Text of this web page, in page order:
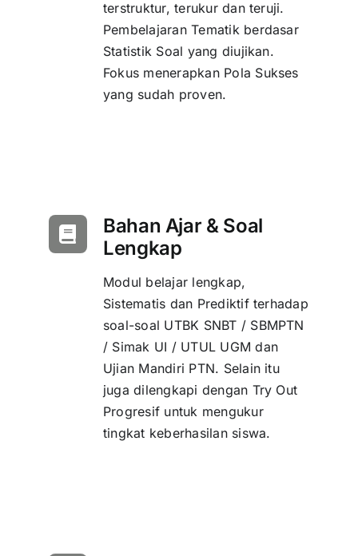
terstruktur, terukur dan teruji.
Pembelajaran Tematik berdasar
Statistik Soal yang diujikan.
Fokus menerapkan Pola Sukses
yang sudah proven.
Bahan Ajar & Soal
Lengkap
Modul belajar lengkap,
Sistematis dan Prediktif terhadap
soal-soal UTBK SNBT / SBMPTN
/ Simak UI / UTUL UGM dan
Ujian Mandiri PTN. Selain itu
juga dilengkapi dengan Try Out
Progresif untuk mengukur
tingkat keberhasilan siswa.